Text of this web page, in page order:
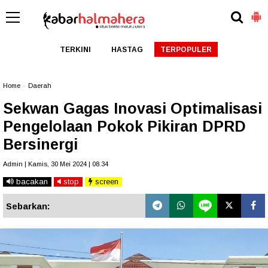
TERKINI HASTAG TERPOPULER
Home Daerah
Sekwan Gagas Inovasi Optimalisasi
Pengelolaan Pokok Pikiran DPRD
Bersinergi
Admin | Kamis, 30 Mei 2024 | 08.34
bacakan stop screen
Sebarkan: